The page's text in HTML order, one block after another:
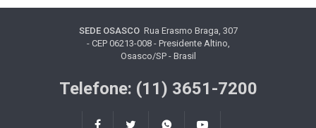
SEDE OSASCORua Erasmo Braga, 307
- CEP 06213-008 - Presidente Altino,
Osasco/SP - Brasil
Telefone: (11) 3651-7200